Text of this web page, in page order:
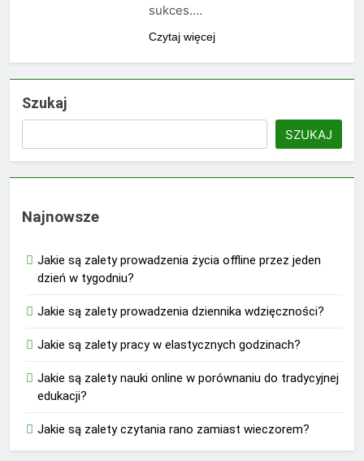
sukces….
Czytaj więcej
Szukaj
SZUKAJ
Najnowsze
Jakie są zalety prowadzenia życia offline przez jeden
dzień w tygodniu?
Jakie są zalety prowadzenia dziennika wdzięczności?
Jakie są zalety pracy w elastycznych godzinach?
Jakie są zalety nauki online w porównaniu do tradycyjnej
edukacji?
Jakie są zalety czytania rano zamiast wieczorem?